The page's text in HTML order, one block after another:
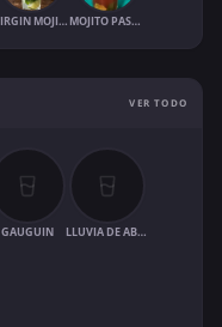
VIRGIN MOJITO MOJITO PASTÈQUE
VER TODO
GAUGUIN LLUVIA DE ABRIL